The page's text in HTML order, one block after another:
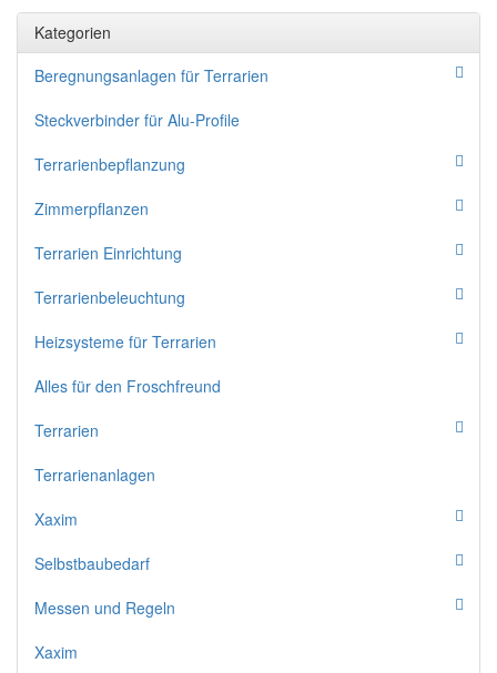
Kategorien
Beregnungsanlagen für Terrarien
Steckverbinder für Alu-Profile
Terrarienbepflanzung
Zimmerpflanzen
Terrarien Einrichtung
Terrarienbeleuchtung
Heizsysteme für Terrarien
Alles für den Froschfreund
Terrarien
Terrarienanlagen
Xaxim
Selbstbaubedarf
Messen und Regeln
Xaxim